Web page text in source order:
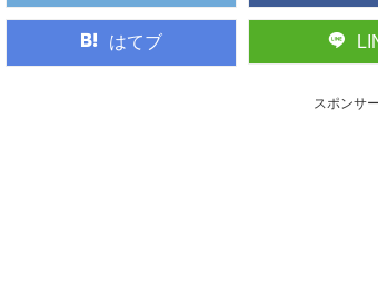
はてブ
スポンサ